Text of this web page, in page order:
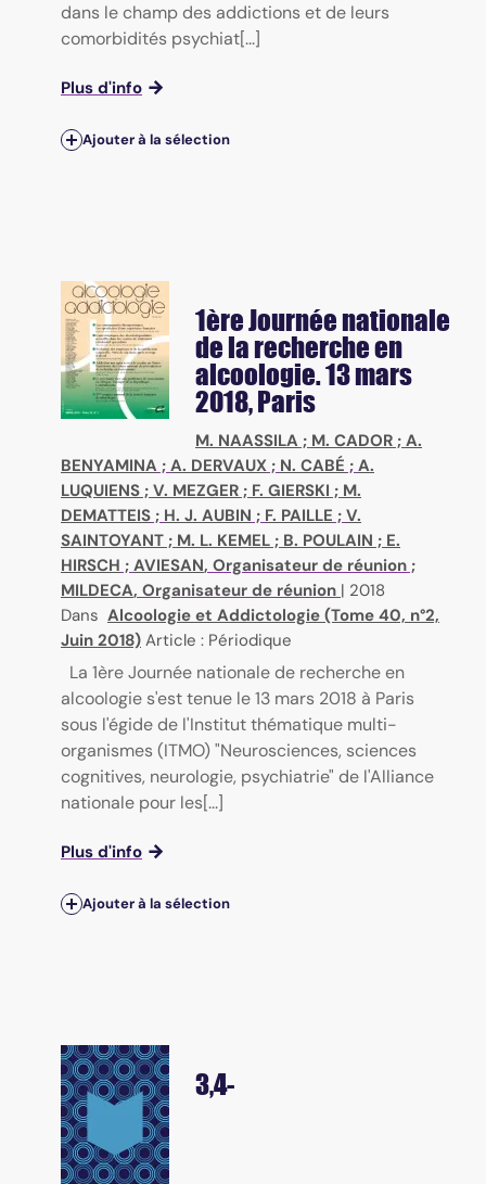
dans le champ des addictions et de leurs
comorbidités psychiat[...]
Plus d'info
Ajouter à la sélection
1ère Journée nationale
de la recherche en
alcoologie. 13 mars
2018, Paris
M. NAASSILA ; M. CADOR ; A.
BENYAMINA ; A. DERVAUX ; N. CABÉ ; A.
LUQUIENS ; V. MEZGER ; F. GIERSKI ; M.
DEMATTEIS ; H. J. AUBIN ; F. PAILLE ; V.
SAINTOYANT ; M. L. KEMEL ; B. POULAIN ; E.
HIRSCH ; AVIESAN, Organisateur de réunion ;
MILDECA, Organisateur de réunion | 2018
Dans Alcoologie et Addictologie (Tome 40, n°2,
Juin 2018) Article : Périodique
La 1ère Journée nationale de recherche en
alcoologie s'est tenue le 13 mars 2018 à Paris
sous l'égide de l'Institut thématique multi-
organismes (ITMO) "Neurosciences, sciences
cognitives, neurologie, psychiatrie" de l'Alliance
nationale pour les[...]
Plus d'info
Ajouter à la sélection
3,4-